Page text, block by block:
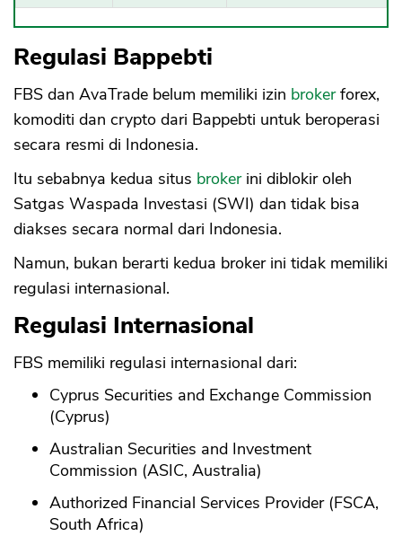
Regulasi Bappebti
FBS dan AvaTrade belum memiliki izin brokerforex,
komoditi dan crypto dari Bappebti untuk beroperasi
secara resmi di Indonesia.
Itu sebabnya kedua situs brokerini diblokir oleh
Satgas Waspada Investasi (SWI) dan tidak bisa
diakses secara normal dari Indonesia.
Namun, bukan berarti kedua broker ini tidak memiliki
regulasi internasional.
Regulasi Internasional
FBS memiliki regulasi internasional dari:
Cyprus Securities and Exchange Commission
(Cyprus)
Australian Securities and Investment
Commission (ASIC, Australia)
Authorized Financial Services Provider (FSCA,
South Africa)